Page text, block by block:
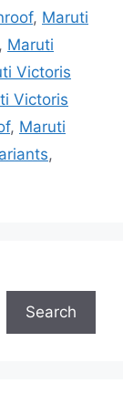
, Maruti
, Maruti
Victoris
Victoris
, Maruti
,
Search